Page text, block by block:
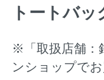
トートバ
※「取扱店舗：
ンショップで